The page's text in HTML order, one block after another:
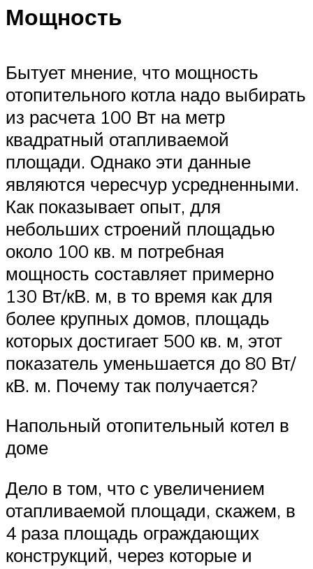
Мощность
Бытует мнение, что мощность
отопительного котла надо выбирать
из расчета 100 Вт на метр
квадратный отапливаемой
площади. Однако эти данные
являются чересчур усредненными.
Как показывает опыт, для
небольших строений площадью
около 100 кв. м потребная
мощность составляет примерно
130 Вт/кВ. м, в то время как для
более крупных домов, площадь
которых достигает 500 кв. м, этот
показатель уменьшается до 80 Вт/
кВ. м. Почему так получается?
Напольный отопительный котел в
доме
Дело в том, что с увеличением
отапливаемой площади, скажем, в
4 раза площадь ограждающих
конструкций, через которые и